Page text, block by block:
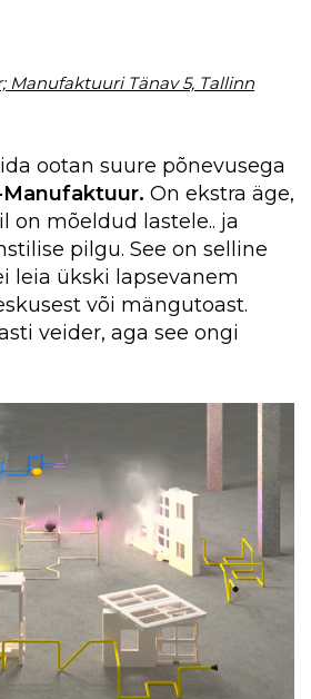
Manufaktuuri Tänav 5, Tallinn
ootan suure põnevusega
On ekstra äge,
on mõeldud lastele.. ja
pilgu. See on selline
leia ükski lapsevanem
või mängutoast.
veider, aga see ongi